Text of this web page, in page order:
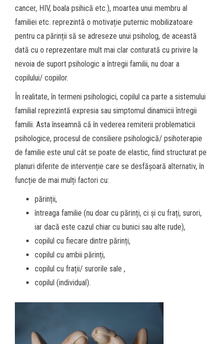
cancer, HIV, boala psihică etc.), moartea unui membru al
familiei etc. reprezintă o motivație puternic mobilizatoare
pentru ca părinții să se adreseze unui psiholog, de această
dată cu o reprezentare mult mai clar conturată cu privire la
nevoia de suport psihologic a întregii familii, nu doar a
copilului/ copiilor.
În realitate, în termeni psihologici, copilul ca parte a sistemului
familial reprezintă expresia sau simptomul dinamicii întregii
familii. Asta înseamnă că în vederea remiterii problematicii
psihologice, procesul de consiliere psihologică/ psihoterapie
de familie este unul cât se poate de elastic, fiind structurat pe
planuri diferite de intervenție care se desfășoară alternativ, în
funcție de mai mulți factori cu:
părinții,
întreaga familie (nu doar cu părinți, ci și cu frați, surori,
iar dacă este cazul chiar cu bunici sau alte rude),
copilul cu fiecare dintre părinți,
copilul cu ambii părinți,
copilul cu frații/ surorile sale ,
copilul (individual).